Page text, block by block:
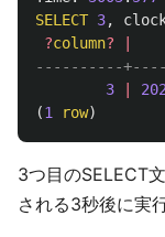
SELECT 3,
?column?
----------
3
(1 row)
3つ目のSELECT
される3秒後に実